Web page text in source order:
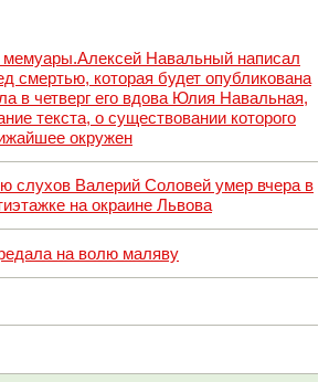
Навальный написал
смертью, которая будет опубликована
в четверг его вдова Юлия Навальная,
текста, о существовании которого
окружен
слухов Валерий Соловей умер вчера в
на окраине Львова
на волю маляву